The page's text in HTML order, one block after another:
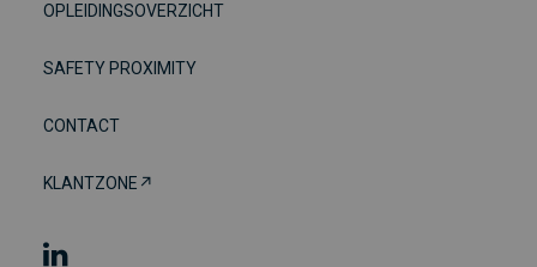
OPLEIDINGSOVERZICHT
SAFETY PROXIMITY
CONTACT
KLANTZONE↗︎